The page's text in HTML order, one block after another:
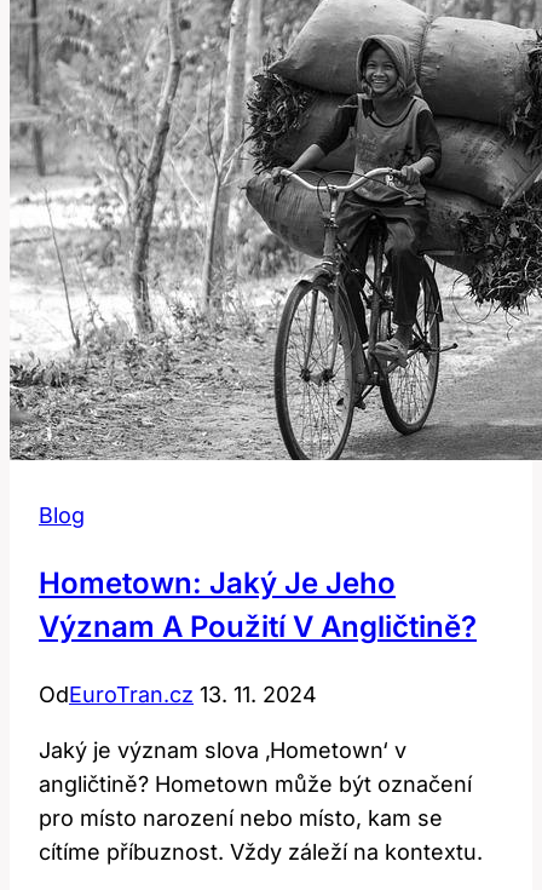
Tento
Politický
Termín?
Blog
Hometown: Jaký Je Jeho
Význam A Použití V Angličtině?
OdEuroTran.cz 13. 11. 2024
Jaký je význam slova ‚Hometown‘ v
angličtině? Hometown může být označení
pro místo narození nebo místo, kam se
cítíme příbuznost. Vždy záleží na kontextu.